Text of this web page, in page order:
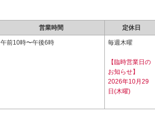
営業時間 定休日
午前10時〜午後6時 毎週木曜
【臨時営業日の
お知らせ】
2026年10月29
日(木曜)